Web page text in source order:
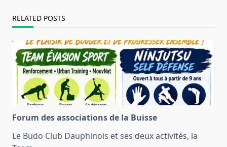
RELATED POSTS
Forum des associations de la Buisse
Le Budo Club Dauphinois et ses deux activités, la